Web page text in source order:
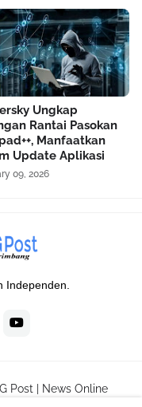
Ungkap
Rantai Pasokan
Manfaatkan
Update Aplikasi
09, 2026
Independen.
Post | News Online